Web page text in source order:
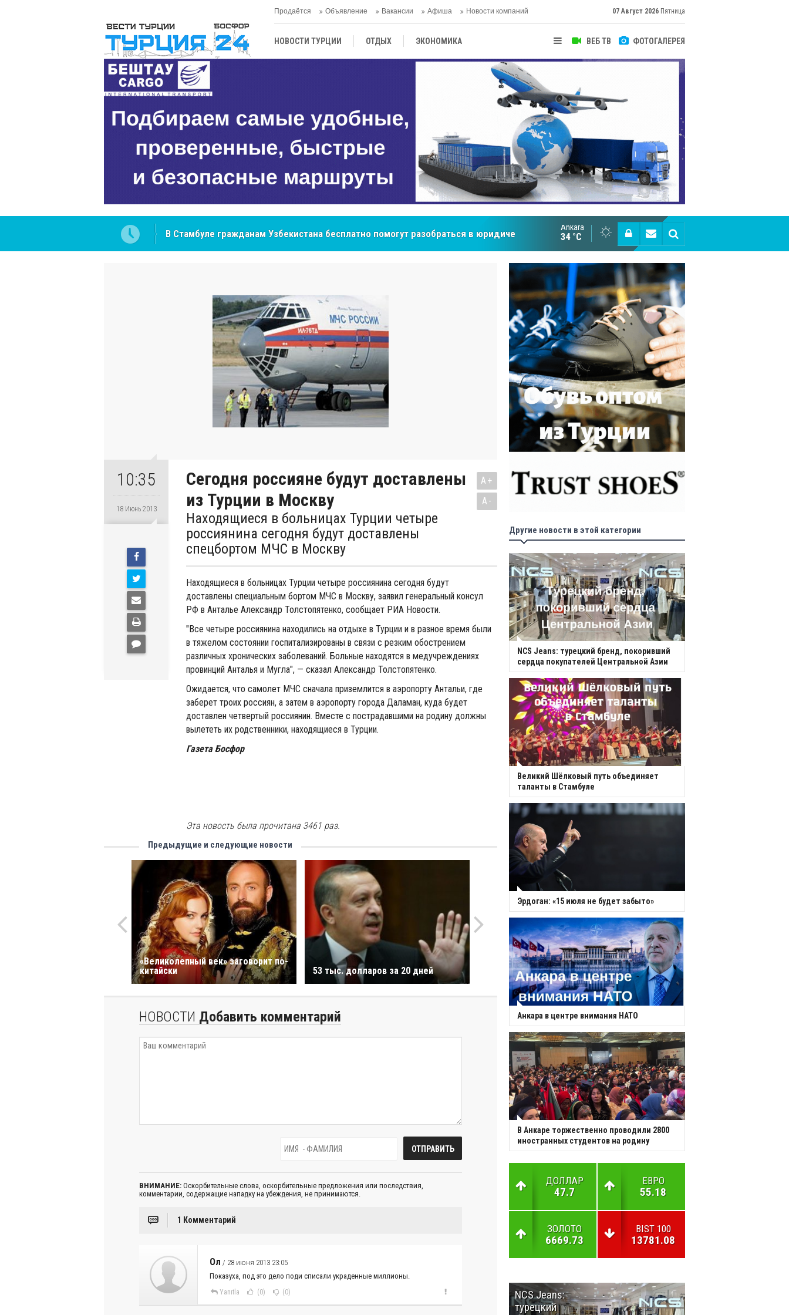
Продаётся Объявление Вакансии Афиша Новости компаний 07 Август 2026 Пятница
ВЕБ ТВ ФОТОГАЛЕРЕЯ
НОВОСТИ ТУРЦИИ ОТДЫХ ЭКОНОМИКА
ЦЕНТРАЛЬНАЯ АЗИЯ
в юридических NCS Jeans: турецкий бренд, покоривший сердца покупателей Центральной Азии Cottonhill покоряет мировые рынки
Ankara
34 °C
10:35
18 Июнь 2013
Сегодня россияне будут доставлены
из Турции в Москву
Находящиеся в больницах Турции четыре
россиянина сегодня будут доставлены
спецбортом МЧС в Москву
A+
A-
Находящиеся в больницах Турции четыре россиянина сегодня будут
доставлены специальным бортом МЧС в Москву, заявил генеральный консул
РФ в Анталье Александр Толстопятенко, сообщает РИА Новости.
"Все четыре россиянина находились на отдыхе в Турции и в разное время были
в тяжелом состоянии госпитализированы в связи с резким обострением
различных хронических заболеваний. Больные находятся в медучреждениях
провинций Анталья и Мугла", — сказал Александр Толстопятенко.
Ожидается, что самолет МЧС сначала приземлится в аэропорту Антальи, где
заберет троих россиян, а затем в аэропорту города Даламан, куда будет
доставлен четвертый россиянин. Вместе с пострадавшими на родину должны
вылететь их родственники, находящиеся в Турции.
Газета Босфор
Эта новость была прочитана 3461 раз.
Предыдущие и следующие новости
«Великолепный век» заговорит по-
китайски
53 тыс. долларов за 20 дней
НОВОСТИ Добавить комментарий
ВНИМАНИЕ: Оскорбительные слова, оскорбительные предложения или последствия,
комментарии, содержащие нападку на убеждения, не принимаются.
1 Комментарий
Ол / 28 июня 2013 23:05
Показуха, под это дело поди списали украденные миллионы.
Yanıtla (0) (0)
Другие новости в этой категории
NCS Jeans: турецкий бренд, покоривший
сердца покупателей Центральной Азии
Великий Шёлковый путь объединяет
таланты в Стамбуле
Эрдоган: «15 июля не будет забыто»
Анкара в центре внимания НАТО
В Анкаре торжественно проводили 2800
иностранных студентов на родину
ДОЛЛАР
47.7
ЕВРО
55.18
ЗОЛОТО
6669.73
BIST 100
13781.08
NCS Jeans:
турецкий